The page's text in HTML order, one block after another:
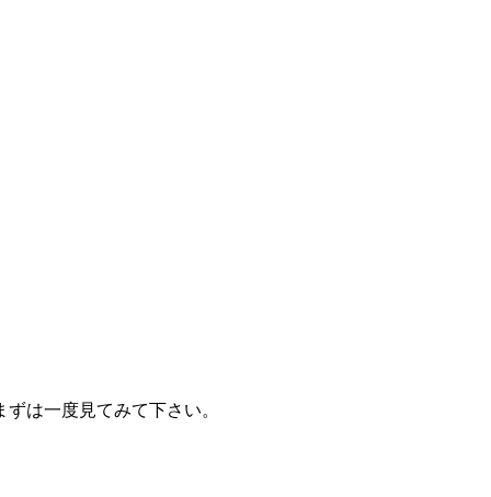
は一度見てみて下さい。